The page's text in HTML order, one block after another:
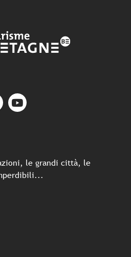
le grandi città, le